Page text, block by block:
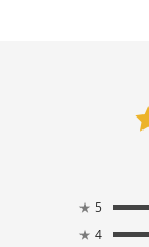
★ 5
★ 4